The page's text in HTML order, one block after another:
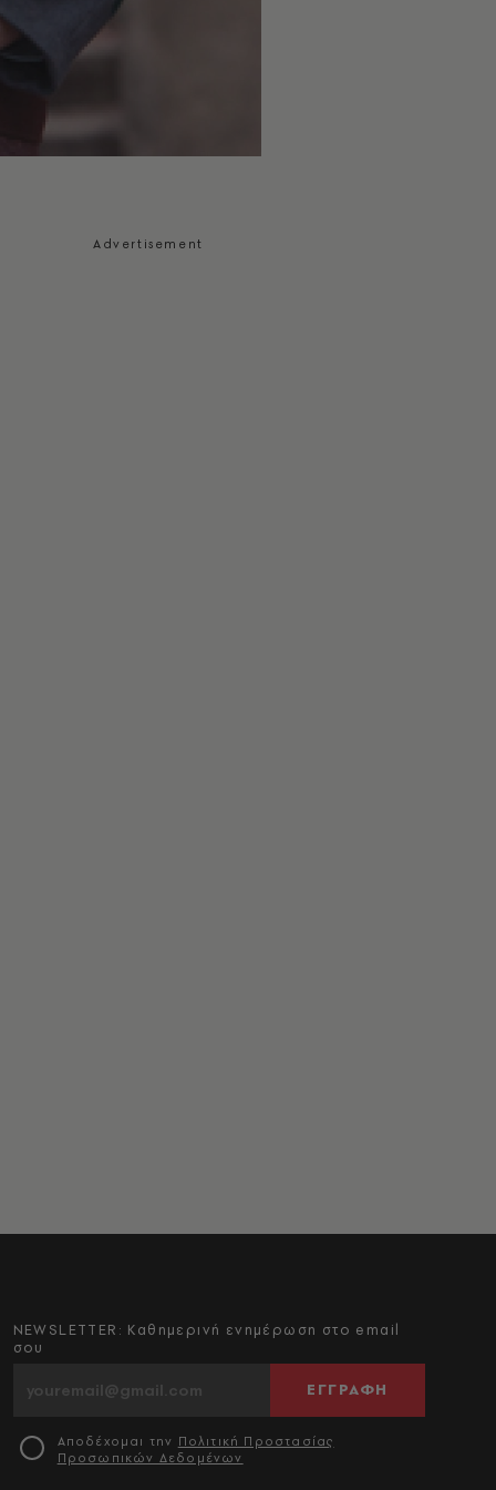
NEWSLETTER: Καθημερινή ενημέρωση στο email
σου
ΕΓΓΡΑΦΗ
Αποδέχομαι την Πολιτική Προστασίας
Προσωπικών Δεδομένων